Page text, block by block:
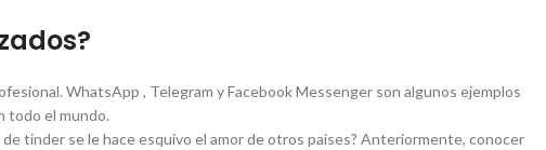
WhatsApp , Telegram y Facebook Messenger son algunos ejemplos
todo el mundo.
tinder se le hace esquivo el amor de otros paises? Anteriormente, conocer